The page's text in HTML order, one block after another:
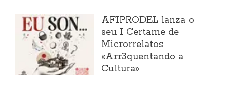
AFIPRODEL lanza o
seu I Certame de
Microrrelatos
«Arr3quentando a
Cultura»